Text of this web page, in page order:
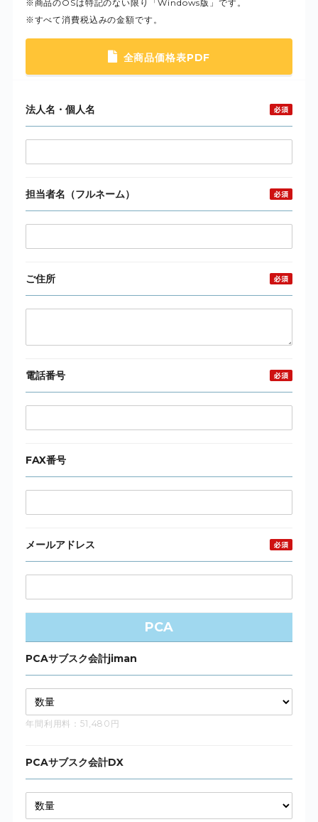
※商品のOSは特記のない限り「Windows版」です。
※すべて消費税込みの金額です。
全商品価格表PDF
法人名・個人名
担当者名（フルネーム）
ご住所
電話番号
FAX番号
メールアドレス
PCA
PCAサブスク会計jiman
年間利用料：51,480円
PCAサブスク会計DX